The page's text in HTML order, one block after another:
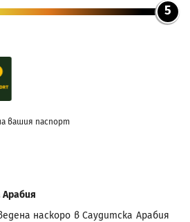
5
вашия паспорт
наскоро в Саудитска Арабия